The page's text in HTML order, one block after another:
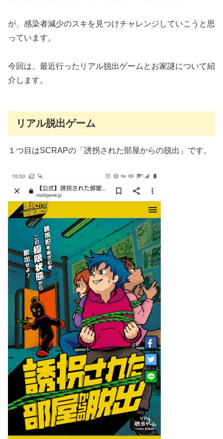
が、感染者減少のスキを見つけチャレンジしていこうと思
っています。
今回は、最近行ったリアル脱出ゲームとお家謎について紹
介します。
リアル脱出ゲーム
１つ目はSCRAPの「誘拐された部屋からの脱出」です。